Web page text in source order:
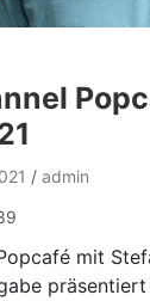
admin
mit